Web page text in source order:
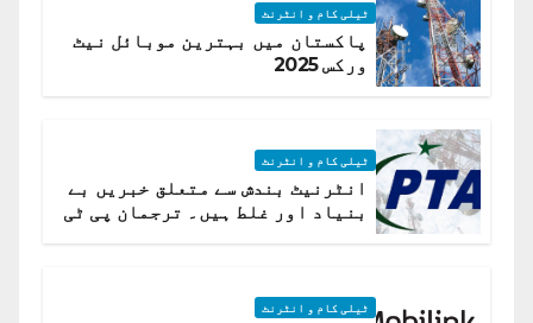
ٹیلی کام و انٹرنٹ
پاکستان میں بہترین موبائل نیٹ
ورکس 2025
ٹیلی کام و انٹرنٹ
انٹرنیٹ بندش سے متعلق خبریں بے
بنیاد اور غلط ہیں۔ ترجمان پی ٹی
ٹیلی کام و انٹرنٹ